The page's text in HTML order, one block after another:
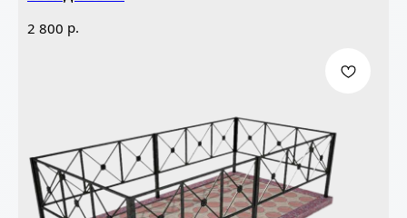
2 800 р.